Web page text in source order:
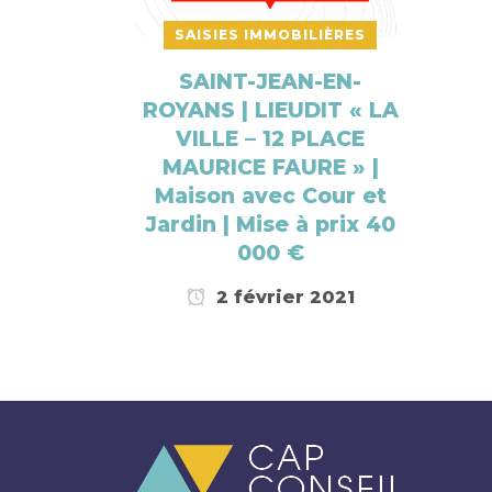
SAISIES IMMOBILIÈRES
SAINT-JEAN-EN-
ROYANS | LIEUDIT « LA
VILLE – 12 PLACE
MAURICE FAURE » |
Maison avec Cour et
Jardin | Mise à prix 40
000 €
2 février 2021